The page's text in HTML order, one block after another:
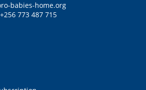
babies-home.org
773 487 715